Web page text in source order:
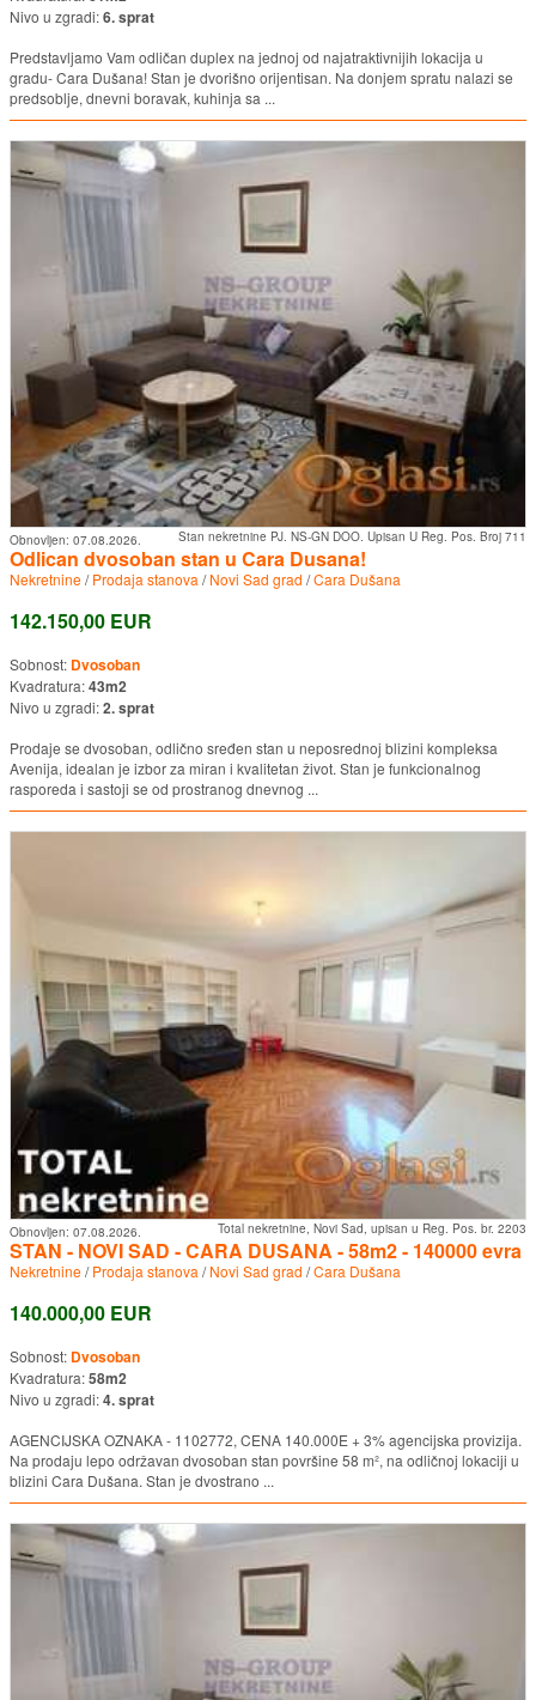
Nivo u zgradi:6. sprat
Predstavljamo Vam odličan duplex na jednoj od najatraktivnijih lokacija u
gradu- Cara Dušana! Stan je dvorišno orijentisan. Na donjem spratu nalazi se
predsoblje, dnevni boravak, kuhinja sa ...
Stan nekretnine PJ. NS-GN DOO. Upisan U Reg. Pos. Broj 711
Obnovljen: 07.08.2026.
Odlican dvosoban stan u Cara Dusana!
Nekretnine/Prodaja stanova /Novi Sad grad /Cara Dušana
142.150,00 EUR
Sobnost: Dvosoban
Kvadratura:43m2
Nivo u zgradi:2. sprat
Prodaje se dvosoban, odlično sređen stan u neposrednoj blizini kompleksa
Avenija, idealan je izbor za miran i kvalitetan život. Stan je funkcionalnog
rasporeda i sastoji se od prostranog dnevnog ...
Total nekretnine, Novi Sad, upisan u Reg. Pos. br. 2203
Obnovljen: 07.08.2026.
STAN - NOVI SAD - CARA DUSANA - 58m2 - 140000 evra
Nekretnine/Prodaja stanova /Novi Sad grad /Cara Dušana
140.000,00 EUR
Sobnost: Dvosoban
Kvadratura:58m2
Nivo u zgradi:4. sprat
AGENCIJSKA OZNAKA - 1102772, CENA 140.000E + 3% agencijska provizija.
Na prodaju lepo održavan dvosoban stan površine 58 m², na odličnoj lokaciji u
blizini Cara Dušana. Stan je dvostrano ...